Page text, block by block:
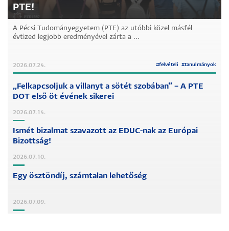
PTE!
A Pécsi Tudományegyetem (PTE) az utóbbi közel másfél
évtized legjobb eredményével zárta a ...
2026.07.24. #felvételi #tanulmányok
„Felkapcsoljuk a villanyt a sötét szobában” – A PTE
DOT első öt évének sikerei
2026.07.14.
Ismét bizalmat szavazott az EDUC-nak az Európai
Bizottság!
2026.07.10.
Egy ösztöndíj, számtalan lehetőség
2026.07.09.